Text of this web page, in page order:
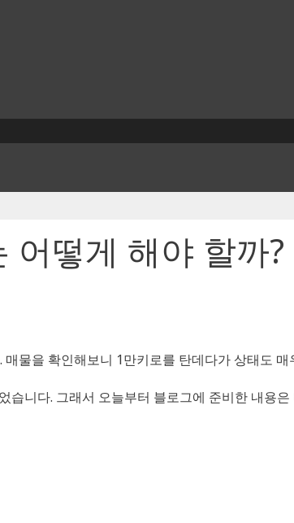
어떻게 해야 할까?
물을 확인해보니 1만키로를 탄데다가 상태도
니다. 그래서 오늘부터 블로그에 준비한 내용